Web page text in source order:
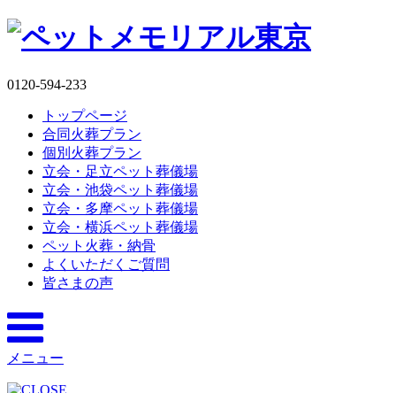
0120-594-233
トップページ
合同火葬プラン
個別火葬プラン
立会・足立ペット葬儀場
立会・池袋ペット葬儀場
立会・多摩ペット葬儀場
立会・横浜ペット葬儀場
ペット火葬・納骨
よくいただくご質問
皆さまの声
メニュー